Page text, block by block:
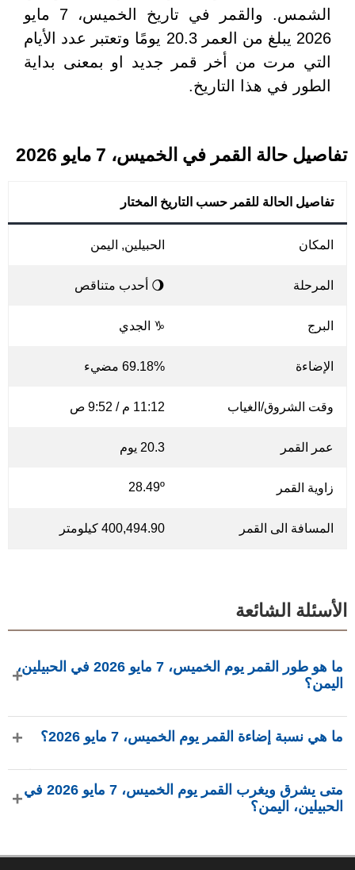
الشمس. والقمر في تاريخ الخميس، 7 مايو
2026 يبلغ من العمر 20.3 يومًا وتعتبر عدد الأيام
التي مرت من أخر قمر جديد او بمعنى بداية
الطور في هذا التاريخ.
تفاصيل حالة القمر في الخميس، 7 مايو 2026
تفاصيل الحالة للقمر حسب التاريخ المختار
المكان الحبيلين, اليمن
المرحلة 🌖 أحدب متناقص
البرج ♑ الجدي
الإضاءة 69.18% مضيء
وقت الشروق/الغياب 11:12 م / 9:52 ص
عمر القمر 20.3 يوم
زاوية القمر 28.49º
المسافة الى القمر 400,494.90 كيلومتر
الأسئلة الشائعة
ما هو طور القمر يوم الخميس، 7 مايو 2026 في الحبيلين،
اليمن؟
أحدب متناقص بإضاءة 69.18%، عمره 20.3 يومًا، ويقع في كوكبة ما هي نسبة إضاءة القمر يوم الخميس، 7 مايو 2026؟
لـ phasesmoon.com.
متى يشرق ويغرب القمر يوم الخميس، 7 مايو 2026 في
الحبيلين، اليمن؟